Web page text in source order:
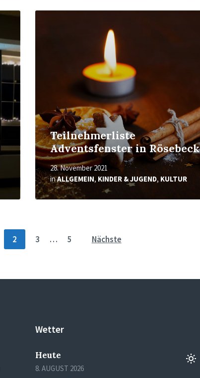
Teilnehmerliste
Adventsfenster in Rösebeck
28. November 2021
inALLGEMEIN, KINDER & JUGEND, KULTUR
Mehr
2 3 … 5 Nächste
Wetter
Heute
8. AUGUST 2026